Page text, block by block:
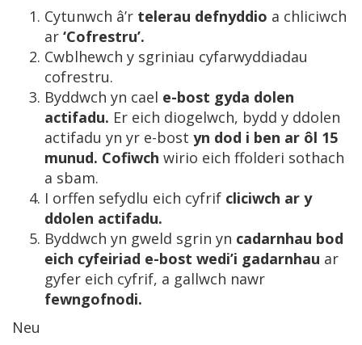
Cytunwch â’r telerau defnyddio a chliciwch
ar ‘Cofrestru’.
Cwblhewch y sgriniau cyfarwyddiadau
cofrestru.
Byddwch yn cael e-bost gyda dolen
actifadu. Er eich diogelwch, bydd y ddolen
actifadu yn yr e-bost yn dod i ben ar ôl 15
munud. Cofiwch wirio eich ffolderi sothach
a sbam.
I orffen sefydlu eich cyfrif cliciwch ar y
ddolen actifadu.
Byddwch yn gweld sgrin yn cadarnhau bod
eich cyfeiriad e-bost wedi’i gadarnhau ar
gyfer eich cyfrif, a gallwch nawr
fewngofnodi.
Neu